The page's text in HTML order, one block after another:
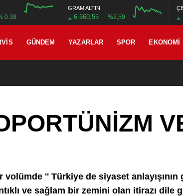
0.38
GRAM ALTIN
6.660,55 %2,59
GÜNDEM YAZARLAR SPOR EKONOMI
volümde '' Türkiye de siyaset
ve sağlam bir zemini olan itirazı dile